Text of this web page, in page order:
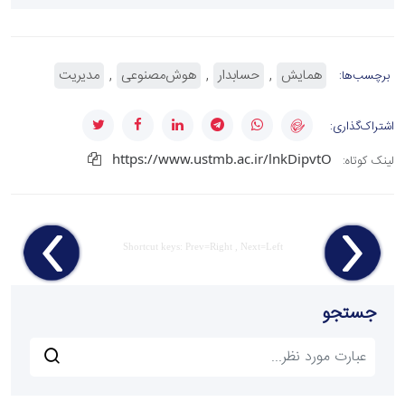
برچسب‌ها: همایش حسابدار هوش‌مصنوعی مدیریت
اشتراک‌گذاری:
لینک کوتاه:
https://www.ustmb.ac.ir/lnkDipvtO
Shortcut keys: Prev=Right , Next=Left
جستجو